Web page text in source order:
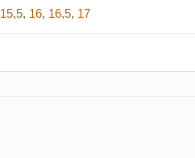
15,5, 16, 16,5, 17